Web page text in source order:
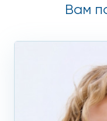
Вам